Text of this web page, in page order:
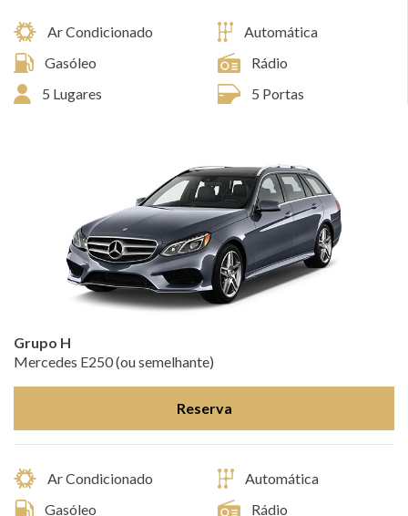
Ar Condicionado
Automática
Gasóleo
Rádio
5 Lugares
5 Portas
Grupo H
Mercedes E250 (ou semelhante)
Reserva
Ar Condicionado
Automática
Gasóleo
Rádio